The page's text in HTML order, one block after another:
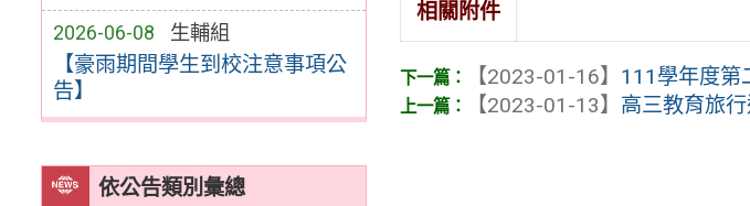
2026-06-08 生輔組
【豪雨期間學生到校注意事項公
告】
依公告類別彙總
相關附件
【2023-01-16】 111學年度第
【2023-01-13】 高三教育旅